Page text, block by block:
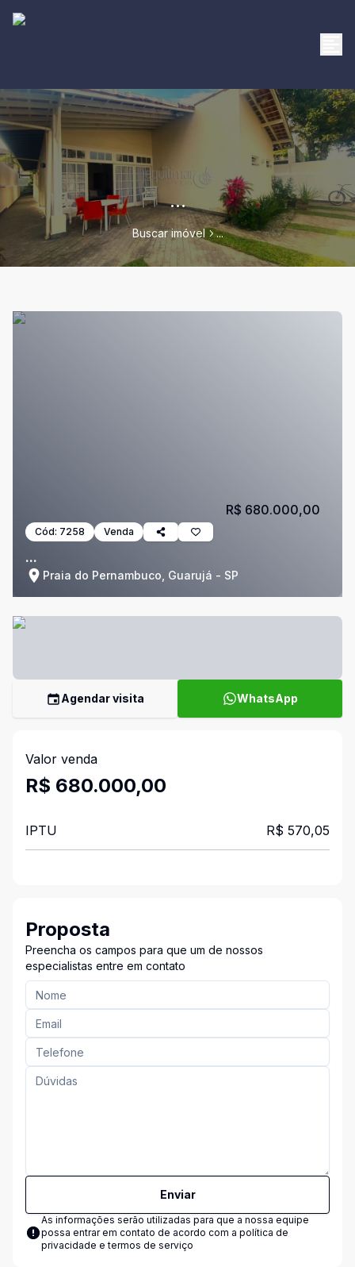
...
Buscar imóvel ...
Cód: 7258 Venda
...
Praia do Pernambuco, Guarujá - SP
R$ 680.000,00
Agendar visita WhatsApp
Valor venda
R$ 680.000,00
IPTU R$ 570,05
Proposta
Preencha os campos para que um de nossos
especialistas entre em contato
Enviar
As informações serão utilizadas para que a nossa equipe
possa entrar em contato de acordo com a política de
privacidade e termos de serviço